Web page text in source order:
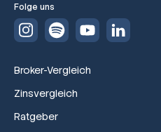
Folge uns
Broker-Vergleich
Zinsvergleich
Ratgeber